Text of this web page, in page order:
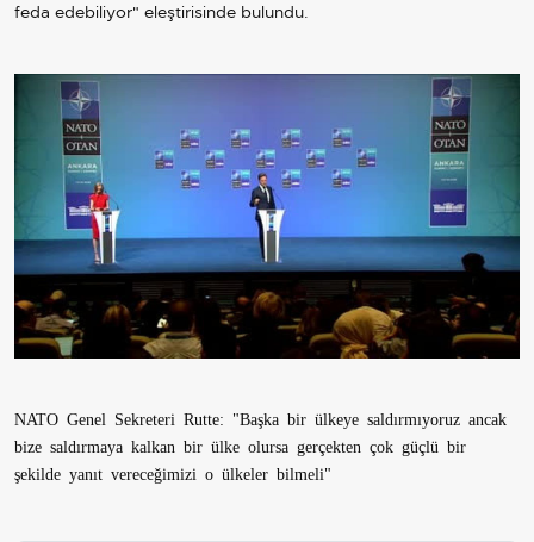
feda edebiliyor" eleştirisinde bulundu.
NATO Genel Sekreteri Rutte: "Başka bir ülkeye saldırmıyoruz ancak
bize saldırmaya kalkan bir ülke olursa gerçekten çok güçlü bir
şekilde yanıt vereceğimizi o ülkeler bilmeli"